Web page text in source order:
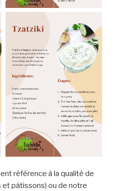
référence à la qualité de
pâtissons) ou de notre